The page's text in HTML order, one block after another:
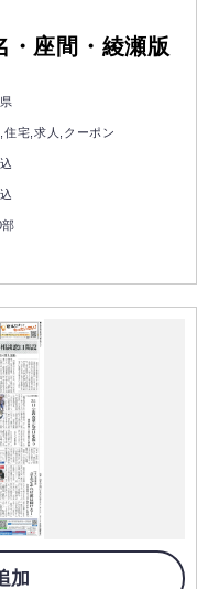
座間・綾瀬版
住宅,求人,クーポン
加